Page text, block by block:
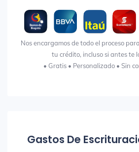
Nos encargamos de todo el proceso
tu crédito, incluso si antes te
• Gratis • Personalizado • Sin
Gastos De